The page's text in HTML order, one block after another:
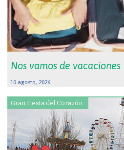
Nos vamos de vacaciones
10 agosto, 2026
Gran Fiesta del Corazón.